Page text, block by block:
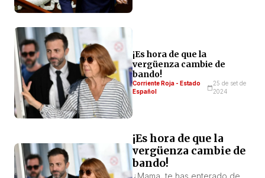
¡Es hora de que la
vergüenza cambie de
bando!
Corriente Roja - Estado
Español
25 de set de
2024
¡Es hora de que la
vergüenza cambie de
bando!
¿Mama, te has enterado de